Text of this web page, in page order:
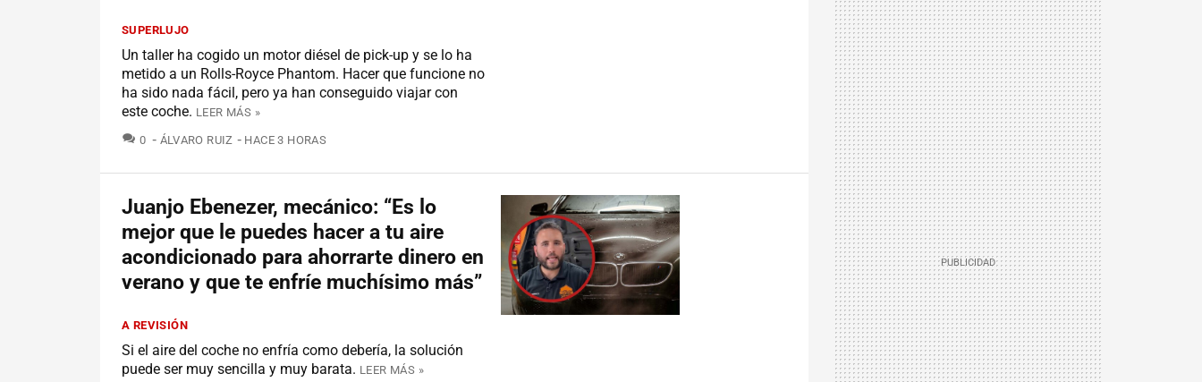
SUPERLUJO
Un taller ha cogido un motor diésel de pick-up y se lo ha
metido a un Rolls-Royce Phantom. Hacer que funcione no
ha sido nada fácil, pero ya han conseguido viajar con
este coche. LEER MÁS »
0 COMENTARIOS
ÁLVARO RUIZ HACE 3 HORAS
Juanjo Ebenezer, mecánico: “Es lo
mejor que le puedes hacer a tu aire
acondicionado para ahorrarte dinero en
verano y que te enfríe muchísimo más”
A REVISIÓN
Si el aire del coche no enfría como debería, la solución
puede ser muy sencilla y muy barata. LEER MÁS »